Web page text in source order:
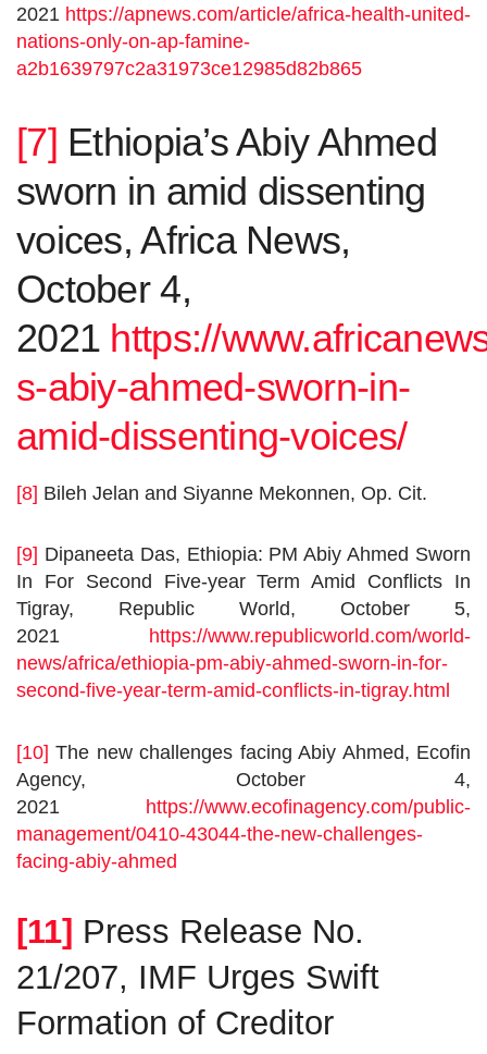
2021 https://apnews.com/article/africa-health-united-
nations-only-on-ap-famine-
a2b1639797c2a31973ce12985d82b865
[7] Ethiopia’s Abiy Ahmed
sworn in amid dissenting
voices, Africa News,
October 4,
2021 https://
s-abiy-ahmed-sworn-in-
amid-dissenting-voices/
[8] Bileh Jelan and Siyanne Mekonnen, Op. Cit.
[9] Dipaneeta Das, Ethiopia: PM Abiy Ahmed Sworn
In For Second Five-year Term Amid Conflicts In
Tigray, Republic World, October 5,
2021 https://www.republicworld.com/world-
news/africa/ethiopia-pm-abiy-ahmed-sworn-in-for-
second-five-year-term-amid-conflicts-in-tigray.html
[10] The new challenges facing Abiy Ahmed, Ecofin
Agency, October 4,
2021 https://www.ecofinagency.com/public-
management/0410-43044-the-new-challenges-
facing-abiy-ahmed
[11] Press Release No.
21/207, IMF Urges Swift
Formation of Creditor